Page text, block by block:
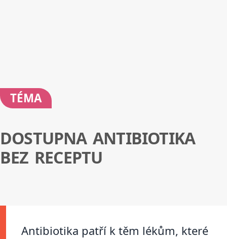
TÉMA
DOSTUPNA ANTIBIOTIKA
BEZ RECEPTU
Antibiotika patří k těm lékům, které